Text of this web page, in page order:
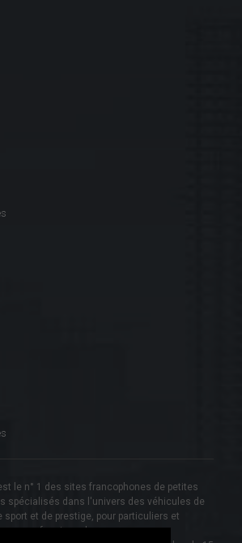
le n° 1 des sites francophones de petites
spécialisés dans l'univers des véhicules de
sport et de prestige, pour particuliers et
professionnels.